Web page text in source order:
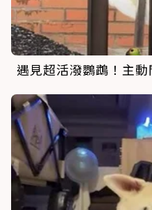
遇見超活潑鸚鵡！主